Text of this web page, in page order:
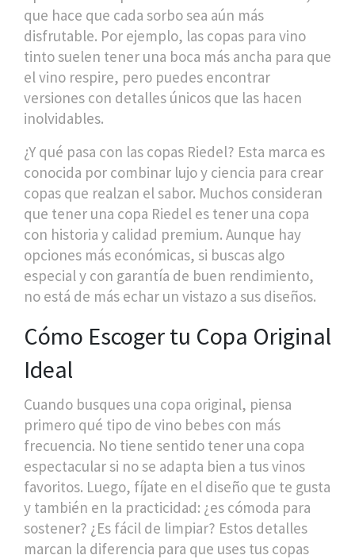
que hace que cada sorbo sea aún más
disfrutable. Por ejemplo, las copas para vino
tinto suelen tener una boca más ancha para que
el vino respire, pero puedes encontrar
versiones con detalles únicos que las hacen
inolvidables.
¿Y qué pasa con las copas Riedel? Esta marca es
conocida por combinar lujo y ciencia para crear
copas que realzan el sabor. Muchos consideran
que tener una copa Riedel es tener una copa
con historia y calidad premium. Aunque hay
opciones más económicas, si buscas algo
especial y con garantía de buen rendimiento,
no está de más echar un vistazo a sus diseños.
Cómo Escoger tu Copa Original
Ideal
Cuando busques una copa original, piensa
primero qué tipo de vino bebes con más
frecuencia. No tiene sentido tener una copa
espectacular si no se adapta bien a tus vinos
favoritos. Luego, fíjate en el diseño que te gusta
y también en la practicidad: ¿es cómoda para
sostener? ¿Es fácil de limpiar? Estos detalles
marcan la diferencia para que uses tus copas